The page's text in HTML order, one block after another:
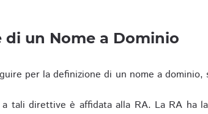
di un Nome a Dominio
per la definizione di un nome a
tali direttive è affidata alla RA. La RA ha